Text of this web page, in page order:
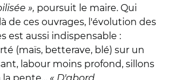
», poursuit le maire. Qui
de ces ouvrages, l'évolution des
est aussi indispensable :
(maïs, betterave, blé) sur un
labour moins profond, sillons
la pente… « D'abord